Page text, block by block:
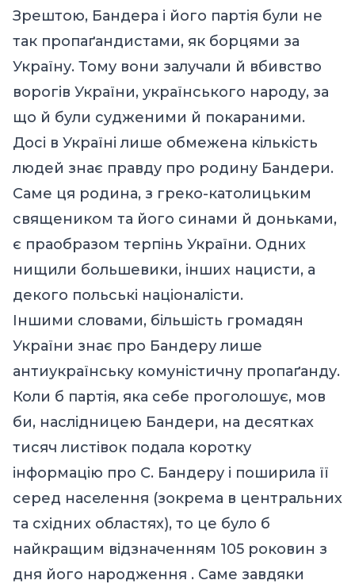
Зрештою, Бандера і його партія були не
так пропаґандистами, як борцями за
Україну. Тому вони залучали й вбивство
ворогів України, українського народу, за
що й були судженими й покараними.
Досі в Україні лише обмежена кількість
людей знає правду про родину Бандери.
Саме ця родина, з греко-католицьким
священиком та його синами й доньками,
є праобразом терпінь України. Одних
нищили большевики, інших нацисти, а
декого польські націоналісти.
Іншими словами, більшість громадян
України знає про Бандеру лише
антиукраїнську комуністичну пропаґанду.
Коли б партія, яка себе проголошує, мов
би, наслідницею Бандери, на десятках
тисяч листівок подала коротку
інформацію про С. Бандеру і поширила її
серед населення (зокрема в центральних
та східних областях), то це було б
найкращим відзначенням 105 роковин з
дня його народження . Саме завдяки